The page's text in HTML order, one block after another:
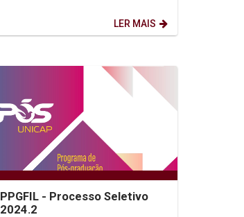
LER MAIS
PPGFIL - Processo Seletivo
2024.2